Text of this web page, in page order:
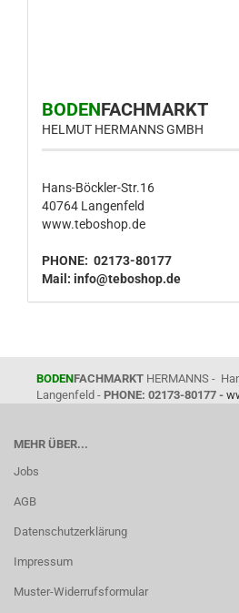
BODENFACHMARKT
HELMUT HERMANNS GMBH
Hans-Böckler-Str.16
40764 Langenfeld
www.teboshop.de
PHONE: 02173-80177
Mail: info@teboshop.de
BODENFACHMARKT HERMANNS -
Langenfeld - PHONE: 02173-80177 -
MEHR ÜBER...
Jobs
AGB
Datenschutzerklärung
Impressum
Muster-Widerrufsformular